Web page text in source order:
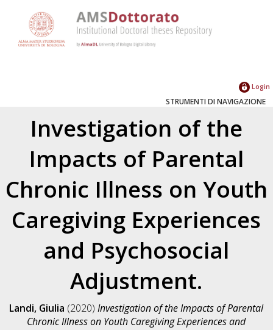
Login
STRUMENTI DI NAVIGAZIONE
Investigation of the
Impacts of Parental
Chronic Illness on Youth
Caregiving Experiences
and Psychosocial
Adjustment.
Landi, Giulia (2020)Investigation of the Impacts of Parental
Chronic Illness on Youth Caregiving Experiences and